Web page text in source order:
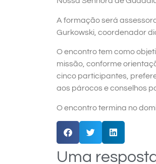
A formação será
Gurkowski, coordenador
O encontro tem como
missão, conforme
cinco participantes,
aos párocos e conselhos
O encontro termina no
Uma